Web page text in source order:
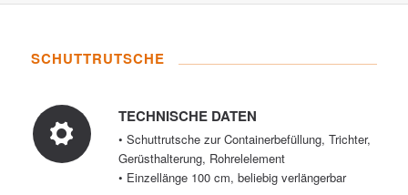
SCHUTTRUTSCHE
TECHNISCHE DATEN
• Schuttrutsche zur Containerbefüllung, Trichter,
Gerüsthalterung, Rohrelelement
• Einzellänge 100 cm, beliebig verlängerbar